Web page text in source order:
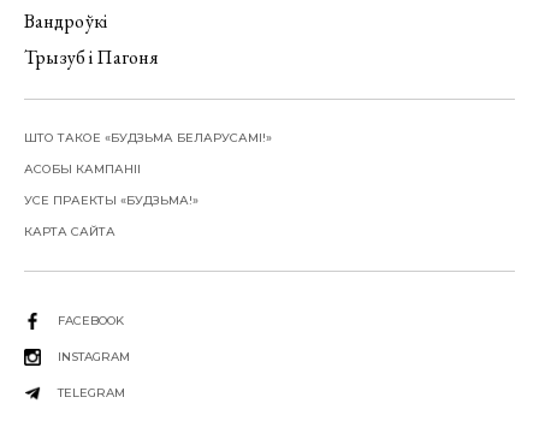
Вандроўкі
Трызуб і Пагоня
ШТО ТАКОЕ «БУДЗЬМА БЕЛАРУСАМІ!»
АСОБЫ КАМПАНІІ
УСЕ ПРАЕКТЫ «БУДЗЬМА!»
КАРТА САЙТА
FACEBOOK
INSTAGRAM
TELEGRAM